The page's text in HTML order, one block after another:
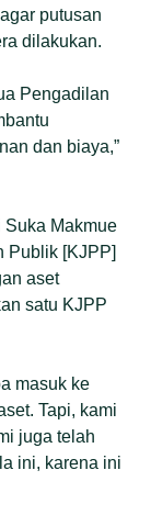
putusan
dilakukan.
Pengadilan
dan biaya,”
Makmue
Publik [KJPP]
aset
satu KJPP
masuk ke
Tapi, kami
juga telah
ini, karena ini